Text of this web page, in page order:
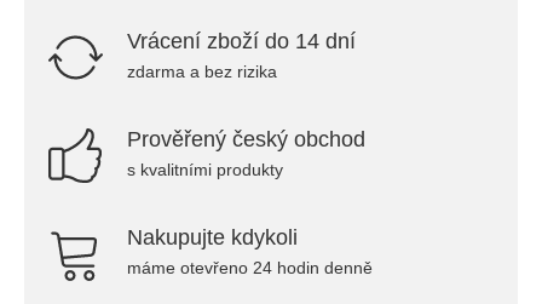
Vrácení zboží do 14 dní
zdarma a bez rizika
Prověřený český obchod
s kvalitními produkty
Nakupujte kdykoli
máme otevřeno 24 hodin denně